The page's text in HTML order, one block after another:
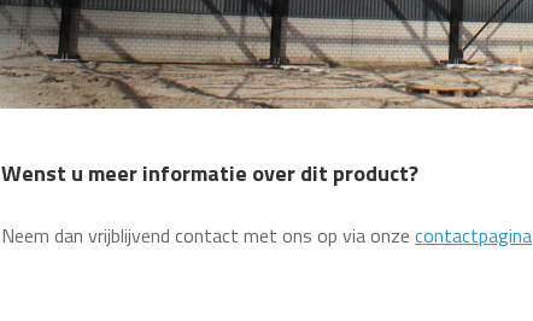
Wenst u meer informatie over dit product?
Neem dan vrijblijvend contact met ons op via onzecontactpagina